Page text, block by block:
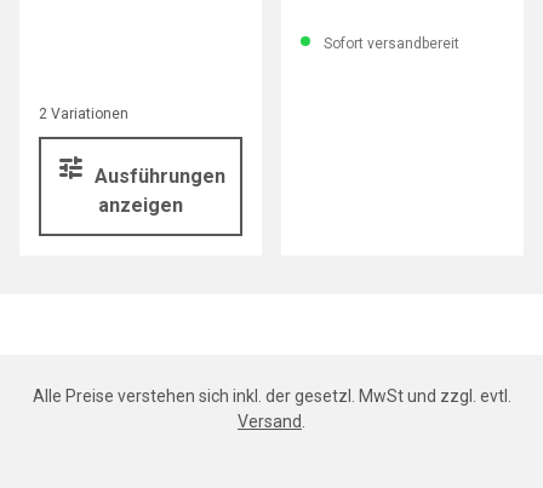
2 Variationen
Ausführungen
anzeigen
Sofort versandbereit
Alle Preise verstehen sich inkl. der gesetzl. MwSt und zzgl. evtl.
Versand